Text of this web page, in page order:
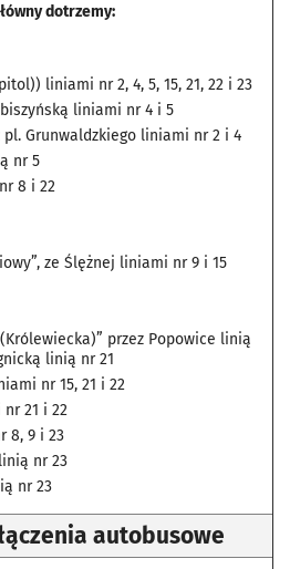
dotrzemy:
liniami nr 2, 4, 5, 15, 21, 22 i 23
liniami nr 4 i 5
pl. Grunwaldzkiego liniami nr 2 i 4
nr 5
8 i 22
ze Ślężnej liniami nr 9 i 15
przez Popowice linią
linią nr 21
nr 15, 21 i 22
21 i 22
8, 9 i 23
nr 23
nr 23
autobusowe